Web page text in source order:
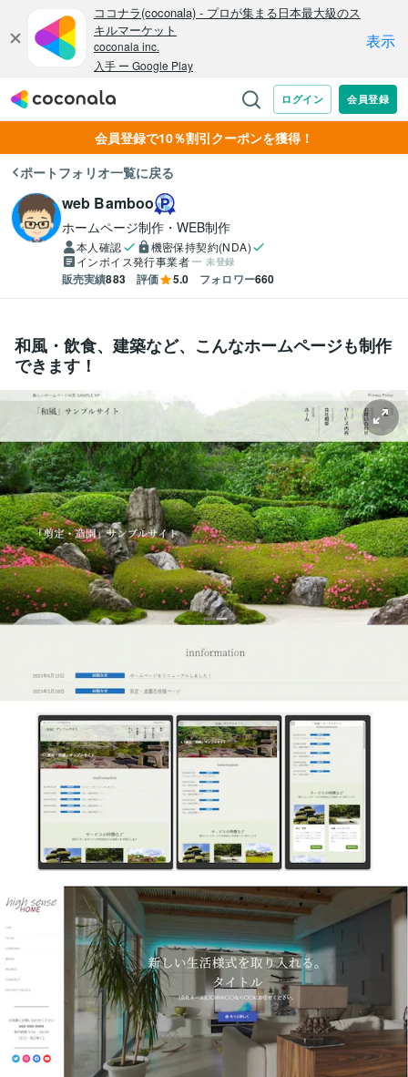
会員登録で10％割引クーポンを獲得！
ポートフォリオ一覧に戻る
web Bamboo
ホームページ制作・WEB制作
本人確認
機密保持契約(NDA)
インボイス発行事業者
未登録
販売実績883 評価 5.0 フォロワー660
和風・飲食、建築など、こんなホームページも制作
できます！